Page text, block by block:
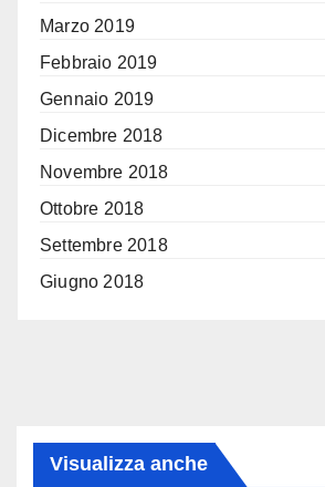
Marzo 2019
Febbraio 2019
Gennaio 2019
Dicembre 2018
Novembre 2018
Ottobre 2018
Settembre 2018
Giugno 2018
Visualizza anche